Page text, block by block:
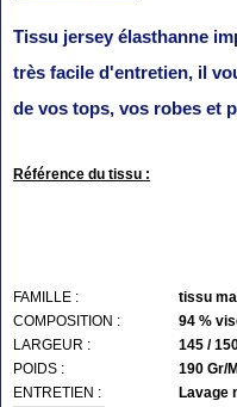
Tissu jersey élasthanne
très facile d'entretien, il
de vos tops, vos robes et
Référence du tissu :
FAMILLE :
tissu
COMPOSITION :
94 %
LARGEUR :
145 /
POIDS :
190 Gr/
ENTRETIEN :
Lavage